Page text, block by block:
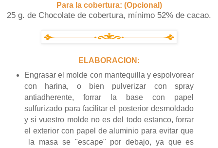
Para la cobertura: (Opcional)
25 g. de Chocolate de cobertura, mínimo 52% de cacao.
ELABORACION:
Engrasar el molde con mantequilla y espolvorear
con harina, o bien pulverizar con spray
antiadherente, forrar la base con papel
sulfurizado para facilitar el posterior desmoldado
y si vuestro molde no es del todo estanco, forrar
el exterior con papel de aluminio para evitar que
la masa se "escape" por debajo, ya que es